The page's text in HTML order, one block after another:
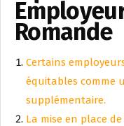
Romande
Certains
équitables comme
supplémentaire.
La mise en place